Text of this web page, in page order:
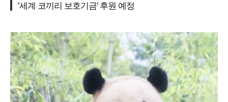
‘세계 코끼리 보호기금’ 후원 예정